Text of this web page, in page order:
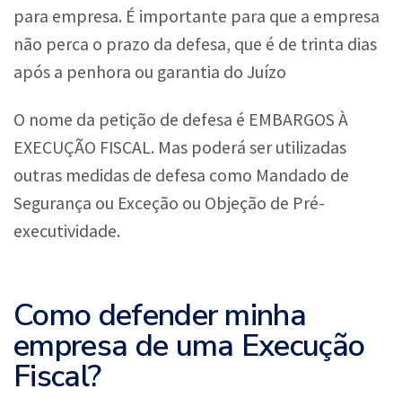
para empresa. É importante para que a empresa
não perca o prazo da defesa, que é de trinta dias
após a penhora ou garantia do Juízo
O nome da petição de defesa é EMBARGOS À
EXECUÇÃO FISCAL. Mas poderá ser utilizadas
outras medidas de defesa como Mandado de
Segurança ou Exceção ou Objeção de Pré-
executividade.
Como defender minha
empresa de uma Execução
Fiscal?